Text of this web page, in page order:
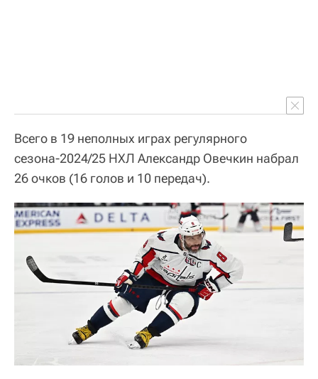
Всего в 19 неполных играх регулярного
сезона-2024/25 НХЛ Александр Овечкин набрал
26 очков (16 голов и 10 передач).